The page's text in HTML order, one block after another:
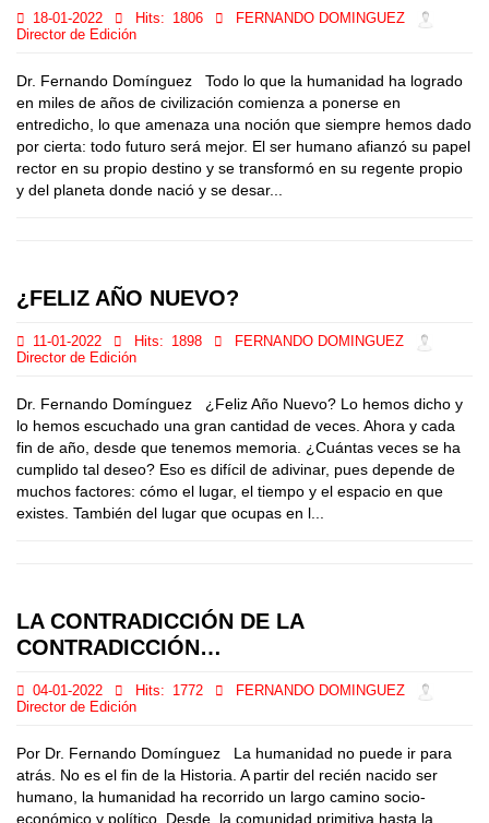
18-01-2022 Hits: 1806
FERNANDO DOMINGUEZ
Director de Edición
Dr. Fernando Domínguez Todo lo que la humanidad ha logrado
en miles de años de civilización comienza a ponerse en
entredicho, lo que amenaza una noción que siempre hemos dado
por cierta: todo futuro será mejor. El ser humano afianzó su papel
rector en su propio destino y se transformó en su regente propio
y del planeta donde nació y se desar...
¿FELIZ AÑO NUEVO?
11-01-2022 Hits: 1898
FERNANDO DOMINGUEZ
Director de Edición
Dr. Fernando Domínguez ¿Feliz Año Nuevo? Lo hemos dicho y
lo hemos escuchado una gran cantidad de veces. Ahora y cada
fin de año, desde que tenemos memoria. ¿Cuántas veces se ha
cumplido tal deseo? Eso es difícil de adivinar, pues depende de
muchos factores: cómo el lugar, el tiempo y el espacio en que
existes. También del lugar que ocupas en l...
LA CONTRADICCIÓN DE LA
CONTRADICCIÓN…
04-01-2022 Hits: 1772
FERNANDO DOMINGUEZ
Director de Edición
Por Dr. Fernando Domínguez La humanidad no puede ir para
atrás. No es el fin de la Historia. A partir del recién nacido ser
humano, la humanidad ha recorrido un largo camino socio-
económico y político. Desde la comunidad primitiva hasta la